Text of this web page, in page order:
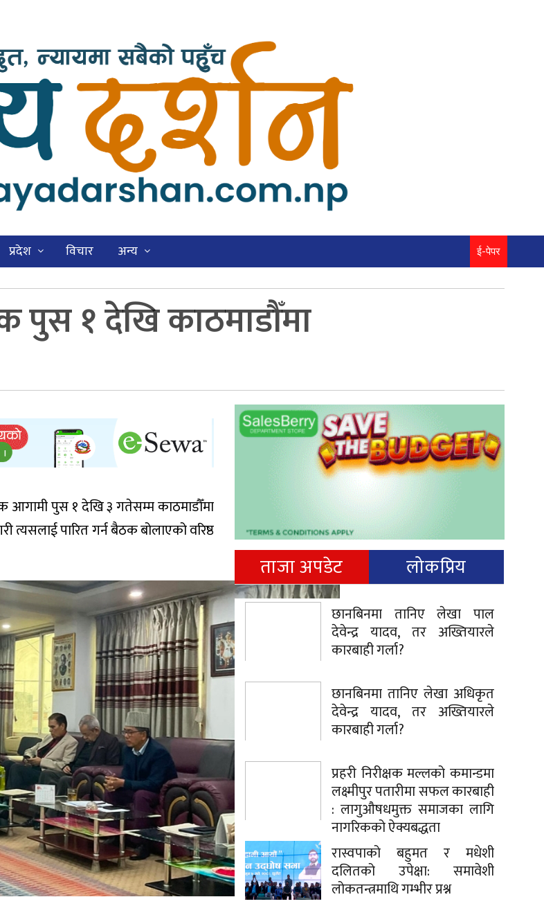
प्रदेश विचार अन्य ई-पेपर
पुस १ देखि काठमाडौँमा
बैठक आगामी पुस १ देखि ३ गतेसम्म काठमाडौँमा
पारित गर्न बैठक बोलाएको वरिष्ठ
ताजा अपडेट लोकप्रिय
छानबिनमा तानिए लेखा पाल
देवेन्द्र यादव, तर अख्तियारले
कारबाही गर्ला?
छानबिनमा तानिए लेखा अधिकृत
देवेन्द्र यादव, तर अख्तियारले
कारबाही गर्ला?
प्रहरी निरीक्षक मल्लको कमान्डमा
लक्ष्मीपुर पतारीमा सफल कारबाही
: लागुऔषधमुक्त समाजका लागि
नागरिकको ऐक्यबद्धता
रास्वपाको बहुमत र मधेशी
दलितको उपेक्षा: समावेशी
लोकतन्त्रमाथि गम्भीर प्रश्न